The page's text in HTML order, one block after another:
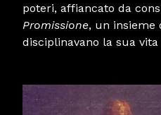
poteri, affiancato da
Promissione, un insieme
disciplinavano la sua